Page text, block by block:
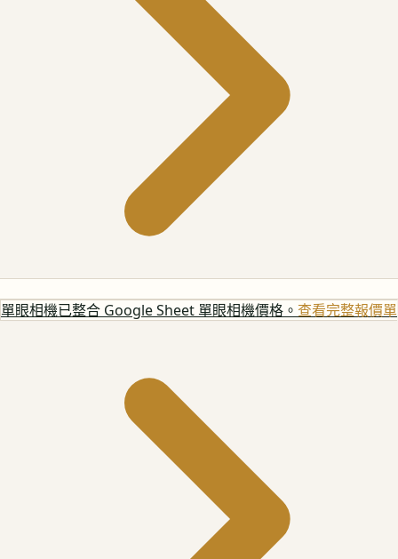
單眼相機已整合 Google Sheet 單眼相機價格。 查看完整報價單